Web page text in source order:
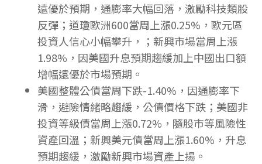
遠優於預期，通膨率大幅回落，激勵科技類股
反彈；道瓊歐洲600當周上漲0.25%，歐元區
投資人信心小幅攀升，；新興市場當周上漲
1.98%，因美國升息預期趨緩加上中國出口額
增幅遠優於市場預期。
美國整體公債當周下跌-1.40%，因通膨率下
滑，避險情緒略趨緩，公債價格下跌；美國非
投資等級債當周上漲0.72%，隨股市等風險性
資產回溫；新興美元債當周上漲1.60%，升息
預期趨緩，激勵新興市場資產上揚。